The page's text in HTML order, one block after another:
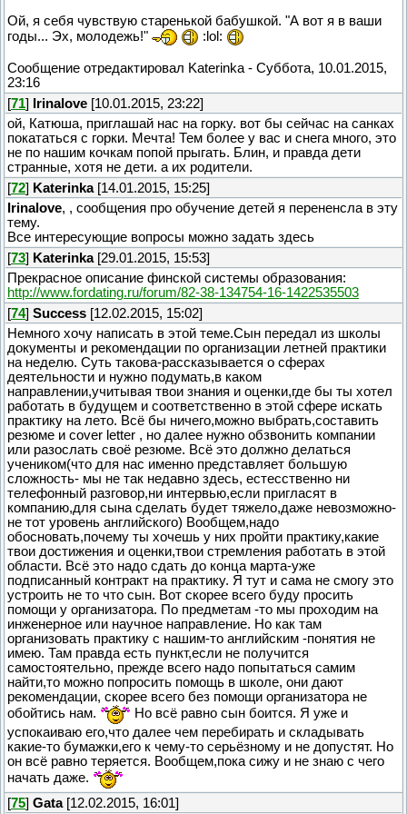
Ой, я себя чувствую старенькой бабушкой. "А вот я в ваши
годы... Эх, молодежь!"
:lol:
Сообщение отредактировал Katerinka - Суббота, 10.01.2015,
23:16
[71] Irinalove [10.01.2015, 23:22]
ой, Катюша, приглашай нас на горку. вот бы сейчас на санках
покататься с горки. Мечта! Тем более у вас и снега много, это
не по нашим кочкам попой прыгать. Блин, и правда дети
странные, хотя не дети. а их родители.
[72] Katerinka[14.01.2015, 15:25]
Irinalove, , сообщения про обучение детей я перененсла в эту
тему.
Все интересующие вопросы можно задать здесь
[73] Katerinka[29.01.2015, 15:53]
Прекрасное описание финской системы образования:
http://www.fordating.ru/forum/82-38-134754-16-1422535503
[74] Success [12.02.2015, 15:02]
Немного хочу написать в этой теме.Сын передал из школы
документы и рекомендации по организации летней практики
на неделю. Суть такова-рассказывается о сферах
деятельности и нужно подумать,в каком
направлении,учитывая твои знания и оценки,где бы ты хотел
работать в будущем и соответственно в этой сфере искать
практику на лето. Всё бы ничего,можно выбрать,составить
резюме и cover letter , но далее нужно обзвонить компании
или разослать своё резюме. Всё это должно делаться
учеником(что для нас именно представляет большую
сложность- мы не так недавно здесь, естесственно ни
телефонный разговор,ни интервью,если пригласят в
компанию,для сына сделать будет тяжело,даже невозможно-
не тот уровень английского) Вообщем,надо
обосновать,почему ты хочешь у них пройти практику,какие
твои достижения и оценки,твои стремления работать в этой
области. Всё это надо сдать до конца марта-уже
подписанный контракт на практику. Я тут и сама не смогу это
устроить не то что сын. Вот скорее всего буду просить
помощи у организатора. По предметам -то мы проходим на
инженерное или научное направление. Но как там
организовать практику с нашим-то английским -понятия не
имею. Там правда есть пункт,если не получится
самостоятельно, прежде всего надо попытаться самим
найти,то можно попросить помощь в школе, они дают
рекомендации, скорее всего без помощи организатора не
обойтись нам.
Но всё равно сын боится. Я уже и
успокаиваю его,что далее чем перебирать и складывать
какие-то бумажки,его к чему-то серьёзному и не допустят. Но
он всё равно теряется. Вообщем,пока сижу и не знаю с чего
начать даже.
[75] Gata[12.02.2015, 16:01]